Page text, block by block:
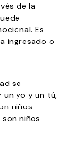
de la
Es
ingresado o
se
un yo y un tú,
niños
niños